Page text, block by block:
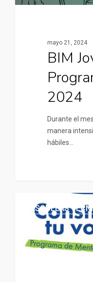
mayo 21, 2024
BIM
2024
Durante el
manera
hábiles…
ESCUELAS